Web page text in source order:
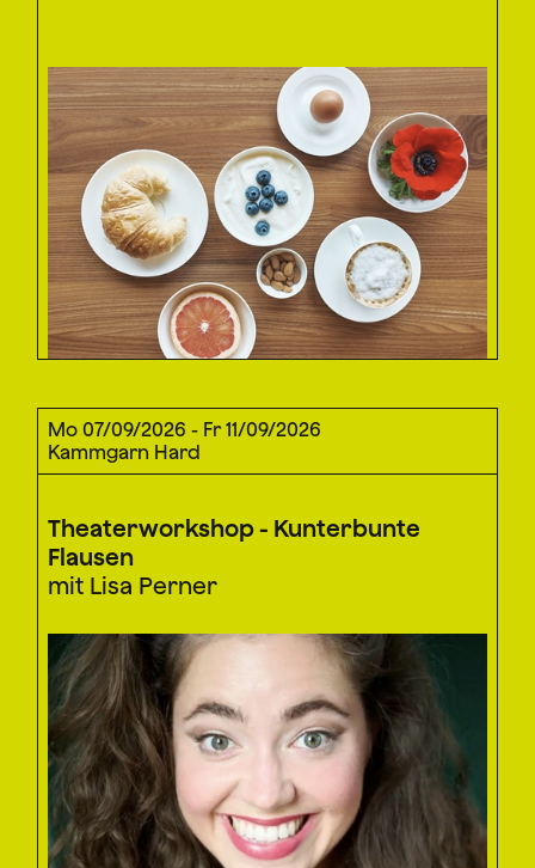
Mo 07/09/2026 - Fr 11/09/2026
Kammgarn Hard
Theaterworkshop - Kunterbunte
Flausen
mit Lisa Perner